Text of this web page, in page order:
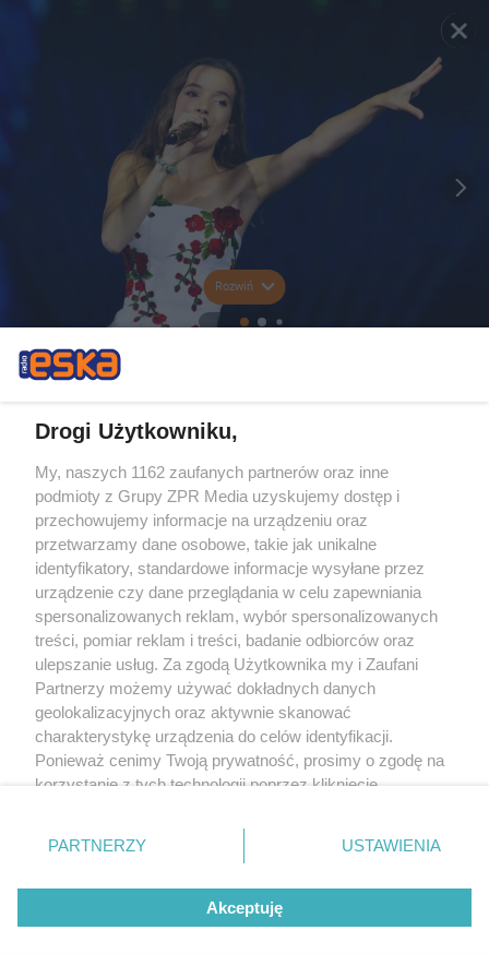
Rozwiń
Drogi Użytkowniku,
My, naszych 1162 zaufanych partnerów oraz inne
podmioty z Grupy ZPR Media uzyskujemy dostęp i
przechowujemy informacje na urządzeniu oraz
przetwarzamy dane osobowe, takie jak unikalne
identyfikatory, standardowe informacje wysyłane przez
urządzenie czy dane przeglądania w celu zapewniania
spersonalizowanych reklam, wybór spersonalizowanych
treści, pomiar reklam i treści, badanie odbiorców oraz
ulepszanie usług. Za zgodą Użytkownika my i Zaufani
Partnerzy możemy używać dokładnych danych
geolokalizacyjnych oraz aktywnie skanować
charakterystykę urządzenia do celów identyfikacji.
Ponieważ cenimy Twoją prywatność, prosimy o zgodę na
korzystanie z tych technologii poprzez kliknięcie
zmienić/wycofać klikając przycisk ustawień prywatności
znajdujący się w lewym dolnym rogu strony
rodzaje przetwarzania danych nie wymagają zgody
użytkownika, ale masz prawo sprzeciwić się takiemu
przetwarzaniu. Preferencje będą miały zastosowanie tylko
PARTNERZY USTAWIENIA
Akceptuję